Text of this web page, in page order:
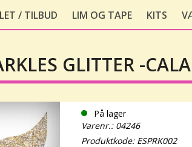
/ TILBUD LIM OG TAPE KITS
GLITTER -
På lager
Varenr.: 04246
Produktkode: ESPRK002